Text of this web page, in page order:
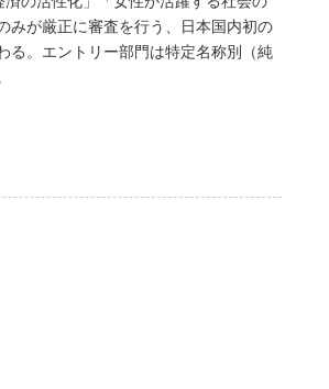
みが厳正に審査を行う、日本国内初の
る。エントリー部門は特定名称別（純